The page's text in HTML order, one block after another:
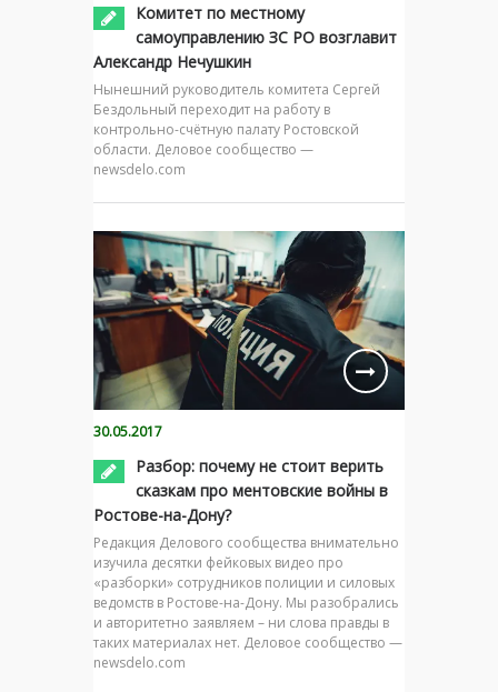
Комитет по местному
самоуправлению ЗС РО возглавит
Александр Нечушкин
Нынешний руководитель комитета Сергей
Бездольный переходит на работу в
контрольно-счётную палату Ростовской
области. Деловое сообщество —
newsdelo.com
30.05.2017
Разбор: почему не стоит верить
сказкам про ментовские войны в
Ростове-на-Дону?
Редакция Делового сообщества внимательно
изучила десятки фейковых видео про
«разборки» сотрудников полиции и силовых
ведомств в Ростове-на-Дону. Мы разобрались
и авторитетно заявляем – ни слова правды в
таких материалах нет. Деловое сообщество —
newsdelo.com